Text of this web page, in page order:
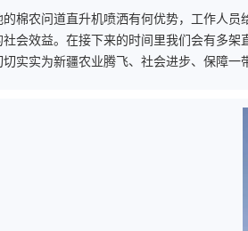
的棉农问道直升机喷洒有何优势，工作人
社会效益。在接下来的时间里我们会有多
切实实为新疆农业腾飞、社会进步、保障一